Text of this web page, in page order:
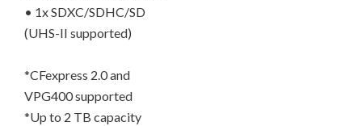
• 1x SDXC/SDHC/SD
(UHS-II supported)
*CFexpress 2.0 and
VPG400 supported
*Up to 2 TB capacity